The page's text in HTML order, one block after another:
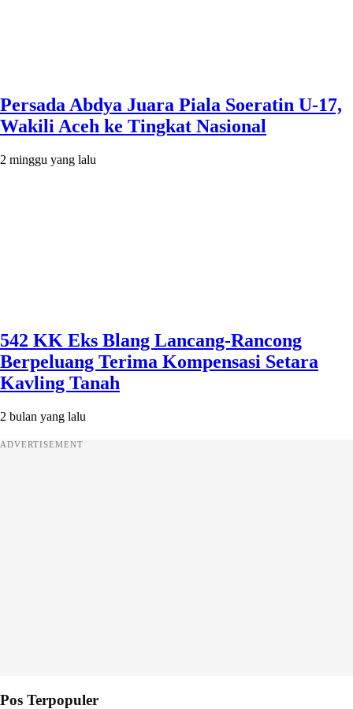
Persada Abdya Juara Piala Soeratin U-17,
Wakili Aceh ke Tingkat Nasional
2 minggu yang lalu
542 KK Eks Blang Lancang-Rancong
Berpeluang Terima Kompensasi Setara
Kavling Tanah
2 bulan yang lalu
ADVERTISEMENT
Pos Terpopuler